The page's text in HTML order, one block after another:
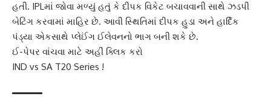
હતી. IPLમાં જોવા મળ્યું હતું કે દીપક વિકેટ બચાવવાની સાથે ઝડપી
બેટિંગ કરવામાં માહિર છે. આવી સ્થિતિમાં દીપક હુડા અને હાર્દિક
પંડ્યા એકસાથે પ્લેઈંગ ઈલેવનનો ભાગ બની શકે છે.
ઈ-પેપર વાંચવા માટે અહીં ક્લિક કરો
IND vs SA T20 Series !